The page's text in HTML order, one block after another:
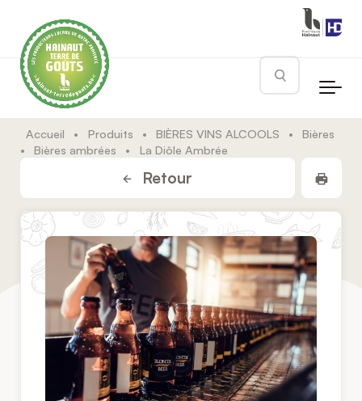
Rechercher
Accueil • Produits • BIÈRES VINS ALCOOLS •
Bières
•
Bières ambrées • La Diôle Ambrée
Retour